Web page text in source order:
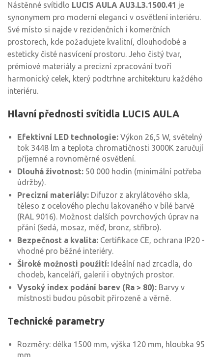
Nástěnné svítidlo LUCIS AULA AU3.L3.1500.41 je
synonymem pro moderní eleganci v osvětlení interiéru.
Své místo si najde v rezidenčních i komerčních
prostorech, kde požadujete kvalitní, dlouhodobé a
esteticky čisté nasvícení prostoru. Jeho čistý tvar,
prémiové materiály a precizní zpracování tvoří
harmonický celek, který podtrhne architekturu každého
interiéru.
Hlavní přednosti svítidla LUCIS AULA
Efektivní LED technologie: Výkon 26,5 W, světelný
tok 3448 lm a teplota chromatičnosti 3000K zaručují
příjemné a rovnoměrné osvětlení.
Dlouhá životnost: 50 000 hodin (minimální potřeba
údržby).
Precizní materiály: Difuzor z akrylátového skla,
těleso z ocelového plechu lakovaného v bílé barvě
(RAL 9016). Možnost dalších povrchových úprav na
přání (šedá, mosaz, měď, bronz, stříbro).
Bezpečnost a kvalita: Certifikace CE, ochrana IP20 -
vhodné pro běžné interiéry.
Široké možnosti použití: Ideální nad zrcadla, do
chodeb, kanceláří, galerií i obytných prostor.
Vysoký index podání barev (Ra > 80): Barvy v
místnosti budou působit přirozeně a věrně.
Technické parametry
Rozměry: délka 1500 mm, výška 120 mm, hloubka 95
mm